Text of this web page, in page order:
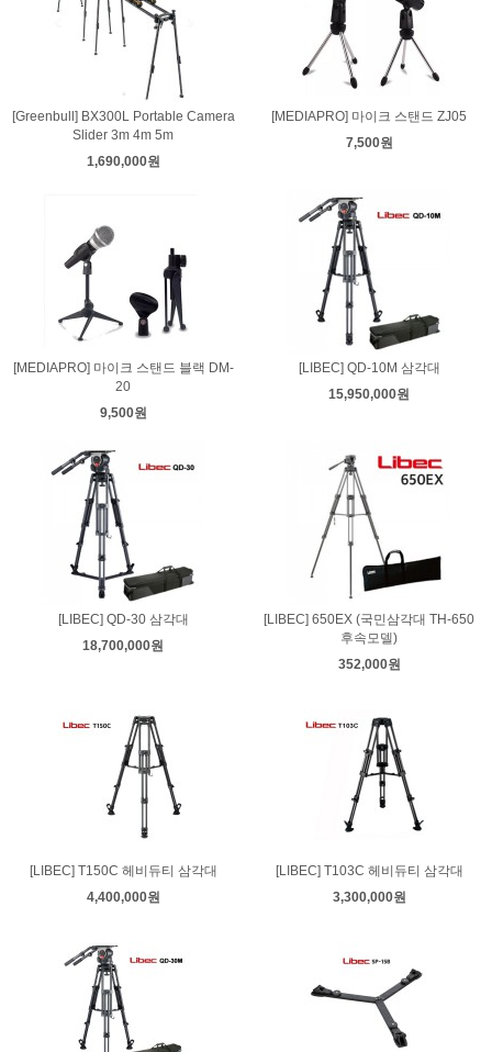
[Greenbull] BX300L Portable Camera
Slider 3m 4m 5m
1,690,000원
[MEDIAPRO] 마이크 스탠드 ZJ05
7,500원
[MEDIAPRO] 마이크 스탠드 블랙 DM-
20
9,500원
[LIBEC] QD-10M 삼각대
15,950,000원
[LIBEC] QD-30 삼각대
18,700,000원
[LIBEC] 650EX (국민삼각대 TH-650
후속모델)
352,000원
[LIBEC] T150C 헤비듀티 삼각대
4,400,000원
[LIBEC] T103C 헤비듀티 삼각대
3,300,000원